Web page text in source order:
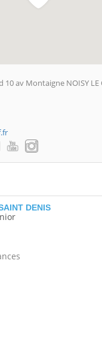
av Montaigne NOISY LE
DENIS